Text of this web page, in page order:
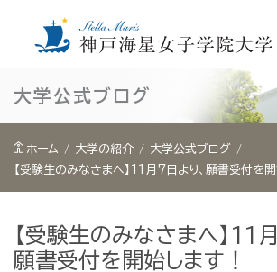
キ
大学公式ブログ
ホーム 大学の紹介
大学公式ブログ
【受験生のみなさまへ】11月7日より、願書受付を開
【受験生のみなさまへ】11
願書受付を開始します！